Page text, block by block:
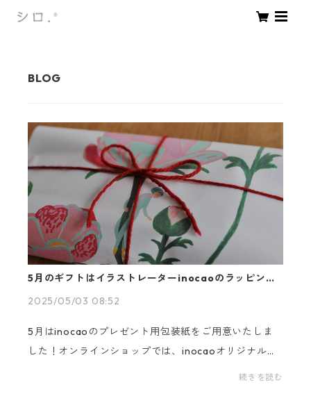
5月のギフトはイラストレーターinocaoのラッピング
2025/05/03 08:52
5月はinocaoのプレゼント用包装紙をご用意いたしま
した！オンラインショップでは、inocaoオリジナルの
絵を包装紙のようにぐるりと巻いてお送りいたしま
続きを読む